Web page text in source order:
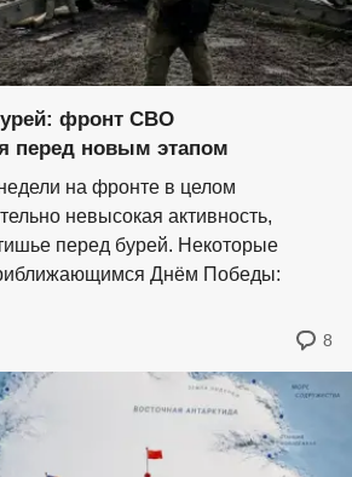
фронт СВО
перед новым этапом
на фронте в целом
невысокая активность,
перед бурей. Некоторые
Днём Победы:
8